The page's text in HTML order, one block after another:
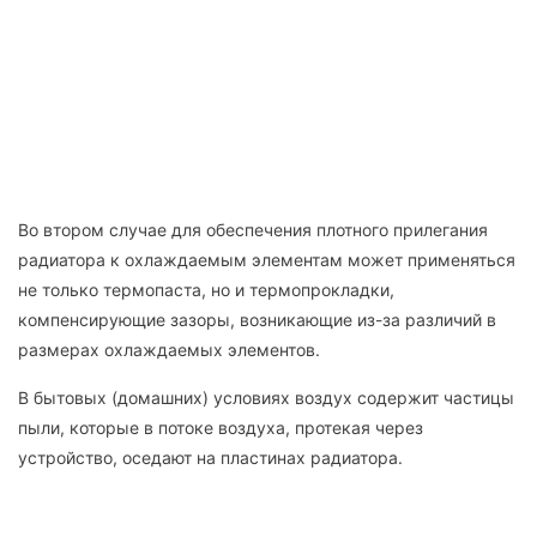
Во втором случае для обеспечения плотного прилегания
радиатора к охлаждаемым элементам может применяться
не только термопаста, но и термопрокладки,
компенсирующие зазоры, возникающие из-за различий в
размерах охлаждаемых элементов.
В бытовых (домашних) условиях воздух содержит частицы
пыли, которые в потоке воздуха, протекая через
устройство, оседают на пластинах радиатора.